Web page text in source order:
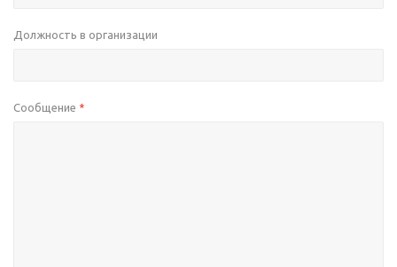
Должность в организации
Сообщение *